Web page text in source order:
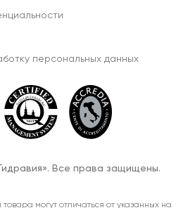
персональных данных
Все права защищены.
могут отличаться от указанных на